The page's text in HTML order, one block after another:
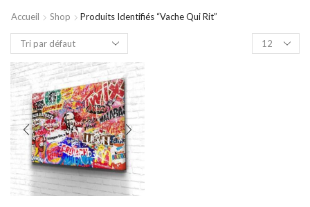
Accueil Shop Produits Identifiés “vache Qui Rit”